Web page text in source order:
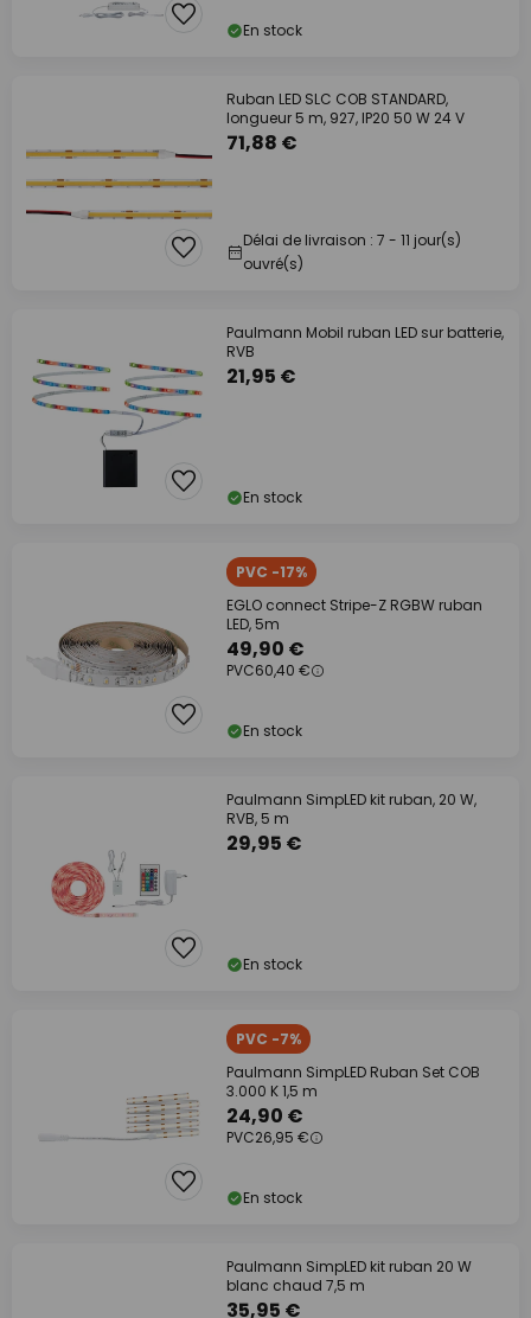
En stock
Ruban LED SLC COB STANDARD,
longueur 5 m, 927, IP20 50 W 24 V
71,88 €
Délai de livraison : 7 - 11 jour(s)
ouvré(s)
Paulmann Mobil ruban LED sur batterie,
RVB
21,95 €
En stock
PVC -17%
EGLO connect Stripe-Z RGBW ruban
LED, 5m
49,90 €
PVC60,40 €
En stock
Paulmann SimpLED kit ruban, 20 W,
RVB, 5 m
29,95 €
En stock
PVC -7%
Paulmann SimpLED Ruban Set COB
3.000 K 1,5 m
24,90 €
PVC26,95 €
En stock
Paulmann SimpLED kit ruban 20 W
blanc chaud 7,5 m
35,95 €